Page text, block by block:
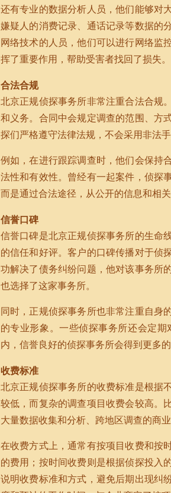
还有专业的数据分析人员，他们能够对
嫌疑人的消费记录、通话记录等数据的
网络技术的人员，他们可以进行网络监
挥了重要作用，帮助受害者找回了损失。
合法合规
北京正规侦探事务所非常注重合法合规
和义务。合同中会规定调查的范围、方
探们严格遵守法律法规，不会采用非法手
例如，在进行跟踪调查时，他们会保持
法性和有效性。曾经有一起案件，侦探
而是通过合法途径，从公开的信息和相
信誉口碑
信誉口碑是北京正规侦探事务所的生命
的信任和好评。客户的口碑传播对于侦
功解决了债务纠纷问题，他对该事务所
也选择了这家事务所。
同时，正规侦探事务所也非常注重自身
的专业形象。一些侦探事务所还会定
内，信誉良好的侦探事务所会得到更多
收费标准
北京正规侦探事务所的收费标准是根据
较低，而复杂的调查项目收费会较高。
大量数据收集和分析、跨地区调查的商
在收费方式上，通常有按项目收费和按
的费用；按时间收费则是根据侦探投入
说明收费标准和方式，避免后期出现纠